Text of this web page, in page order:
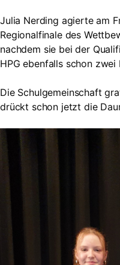
Julia Nerding agierte am
Regionalfinale des
nachdem sie bei der
HPG ebenfalls schon
Die Schulgemeinschaft
drückt schon jetzt die